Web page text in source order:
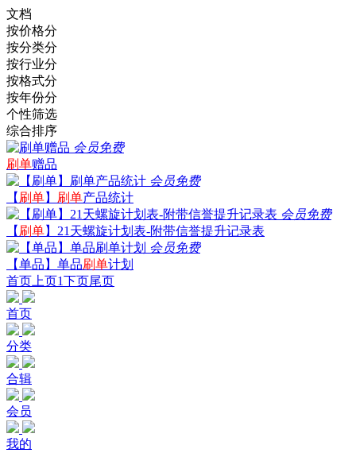
文档
按价格分
按分类分
按行业分
按格式分
按年份分
个性筛选
综合排序
会员免费
刷单赠品
会员免费
【 刷单】 刷单产品统计
会员免费
【 刷单】21天螺旋计划表-附带信誉提升记录表
会员免费
【单品】单品刷单计划
首页 上页1下页尾页
首页
分类
合辑
会员
我的